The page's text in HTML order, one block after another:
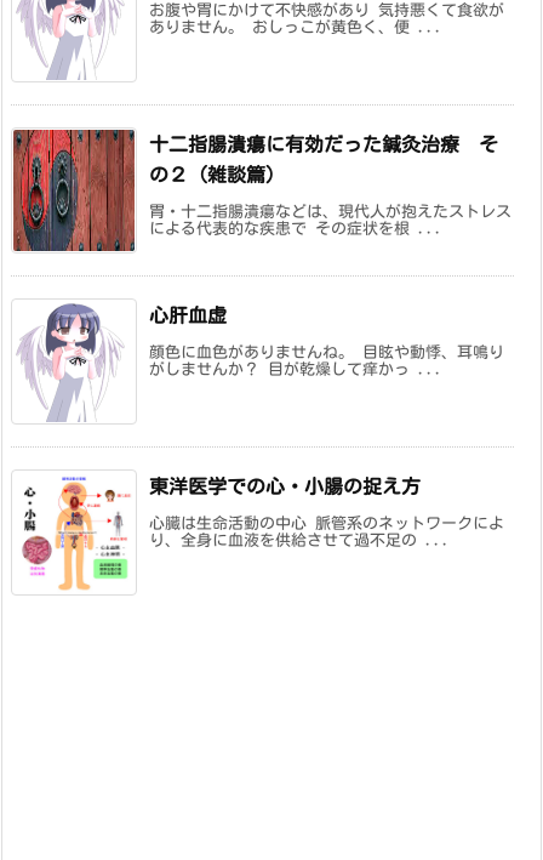
お腹や胃にかけて不快感があり 気持悪くて食欲が
ありません。 おしっこが黄色く、便 ...
十二指腸潰瘍に有効だった鍼灸治療 そ
の２ (雑談篇)
胃・十二指腸潰瘍などは、現代人が抱えたストレス
による代表的な疾患で その症状を根 ...
心肝血虚
顔色に血色がありませんね。 目眩や動悸、耳鳴り
がしませんか？ 目が乾燥して痒かっ ...
東洋医学での心・小腸の捉え方
心臓は生命活動の中心 脈管系のネットワークによ
り、全身に血液を供給させて過不足の ...